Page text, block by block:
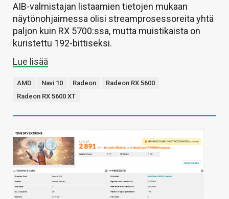
AIB-valmistajan listaamien tietojen mukaan
näytönohjaimessa olisi streamprosessoreita yhtä
paljon kuin RX 5700:ssa, mutta muistikaista on
kuristettu 192-bittiseksi.
Lue lisää
AMD Navi 10 Radeon
Radeon RX 5600
Radeon RX 5600 XT